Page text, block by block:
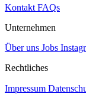
Kontakt FAQs
Unternehmen
Über uns Jobs
Rechtliches
Impressum